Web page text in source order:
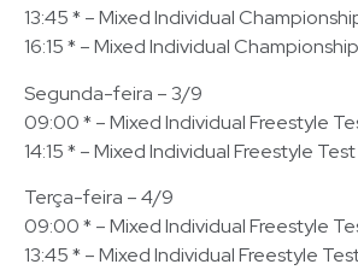
13:45 * – Mixed Individual
16:15 * – Mixed Individual
Segunda-feira – 3/9
09:00 * – Mixed Individual Freestyle
14:15 * – Mixed Individual Freestyle
Terça-feira – 4/9
09:00 * – Mixed Individual Freestyle
13:45 * – Mixed Individual Freestyle